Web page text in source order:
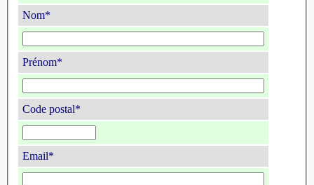
Nom*
Prénom*
Code postal*
Email*